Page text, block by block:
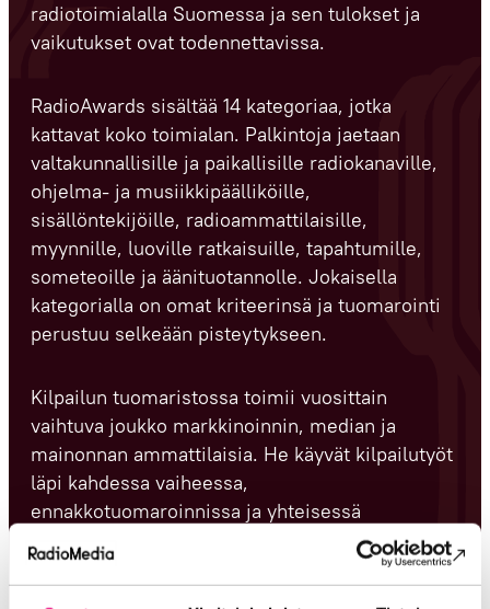
radiotoimialalla Suomessa ja sen tulokset ja
vaikutukset ovat todennettavissa.
RadioAwards sisältää 14 kategoriaa, jotka
kattavat koko toimialan. Palkintoja jaetaan
valtakunnallisille ja paikallisille radiokanaville,
ohjelma- ja musiikkipäälliköille,
sisällöntekijöille, radioammattilaisille,
myynnille, luoville ratkaisuille, tapahtumille,
someteoille ja äänituotannolle. Jokaisella
kategorialla on omat kriteerinsä ja tuomarointi
perustuu selkeään pisteytykseen.
Kilpailun tuomaristossa toimii vuosittain
vaihtuva joukko markkinoinnin, median ja
mainonnan ammattilaisia. He käyvät kilpailutyöt
läpi kahdessa vaiheessa,
ennakkotuomaroinnissa ja yhteisessä
tuomaristotapaamisessa, jossa valitaan voittajat
ja shortlistalle nousevat ehdokkaat.